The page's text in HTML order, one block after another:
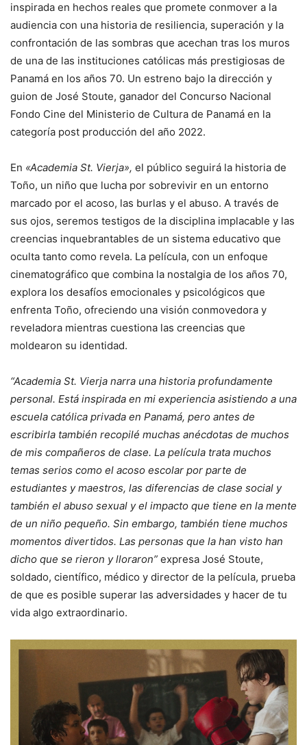
inspirada en hechos reales que promete conmover a la
audiencia con una historia de resiliencia, superación y la
confrontación de las sombras que acechan tras los muros
de una de las instituciones católicas más prestigiosas de
Panamá en los años 70. Un estreno bajo la dirección y
guion de José Stoute, ganador del Concurso Nacional
Fondo Cine del Ministerio de Cultura de Panamá en la
categoría post producción del año 2022.
En «Academia St. Vierja», el público seguirá la historia de
Toño, un niño que lucha por sobrevivir en un entorno
marcado por el acoso, las burlas y el abuso. A través de
sus ojos, seremos testigos de la disciplina implacable y las
creencias inquebrantables de un sistema educativo que
oculta tanto como revela. La película, con un enfoque
cinematográfico que combina la nostalgia de los años 70,
explora los desafíos emocionales y psicológicos que
enfrenta Toño, ofreciendo una visión conmovedora y
reveladora mientras cuestiona las creencias que
moldearon su identidad.
“Academia St. Vierja narra una historia profundamente
personal. Está inspirada en mi experiencia asistiendo a una
escuela católica privada en Panamá, pero antes de
escribirla también recopilé muchas anécdotas de muchos
de mis compañeros de clase. La película trata muchos
temas serios como el acoso escolar por parte de
estudiantes y maestros, las diferencias de clase social y
también el abuso sexual y el impacto que tiene en la mente
de un niño pequeño. Sin embargo, también tiene muchos
momentos divertidos. Las personas que la han visto han
dicho que se rieron y lloraron” expresa José Stoute,
soldado, científico, médico y director de la película, prueba
de que es posible superar las adversidades y hacer de tu
vida algo extraordinario.